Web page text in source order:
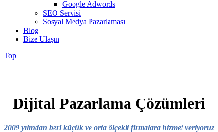
Google Adwords
SEO Servisi
Sosyal Medya Pazarlaması
Blog
Bize Ulaşın
Top
Dijital Pazarlama Çözümleri
2009 yılından beri küçük ve orta ölçekli firmalara hizmet veriyoruz